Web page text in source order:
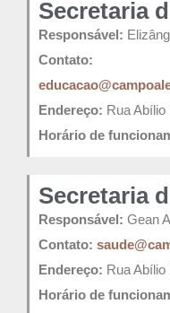
Secretaria
Responsável:
Contato:
Endereço: Rua
Horário de
Secretaria
Responsável: Gean
Contato:
Endereço: Rua
Horário de